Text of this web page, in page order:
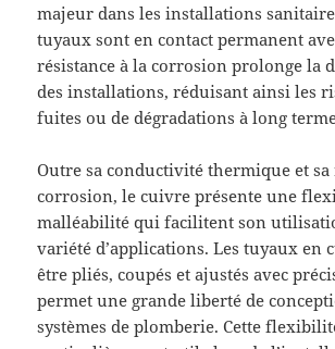
majeur dans les installations
tuyaux sont en contact permanent
résistance à la corrosion prolonge la
des installations, réduisant ainsi les
fuites ou de dégradations à long
Outre sa conductivité thermique et sa
corrosion, le cuivre présente une
malléabilité qui facilitent son
variété d’applications. Les tuyaux en
être pliés, coupés et ajustés avec
permet une grande liberté de
systèmes de plomberie. Cette